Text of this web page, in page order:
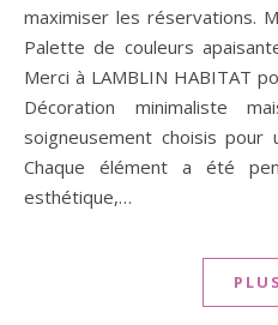
maximiser les réservations.
Palette de couleurs
Merci à LAMBLIN HABITAT
Décoration minimaliste
soigneusement choisis pour
Chaque élément a été
esthétique,…